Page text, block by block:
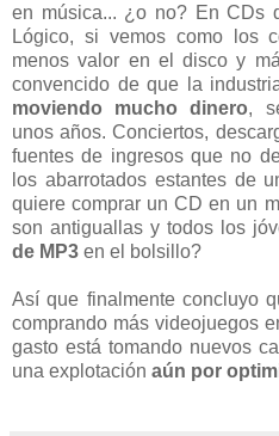
en música... ¿o no? En CDs
Lógico, si vemos como los
menos valor en el disco y
convencido de que la
moviendo mucho dinero,
unos años. Conciertos,
fuentes de ingresos que no
los abarrotados estantes de
quiere comprar un CD en un
son antiguallas y todos los
de MP3 en el bolsillo?
Así que finalmente concluyo
comprando más videojuegos
gasto está tomando nuevos
una explotación aún por